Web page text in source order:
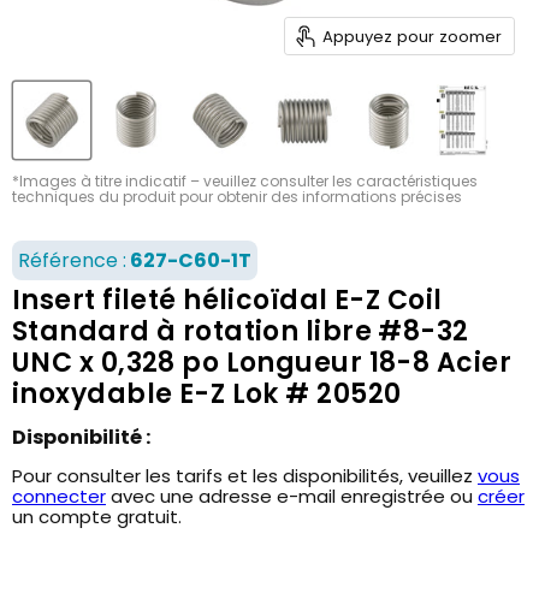
Appuyez pour zoomer
*Images à titre indicatif – veuillez consulter les caractéristiques
techniques du produit pour obtenir des informations précises
Référence : 627-C60-1T
Insert fileté hélicoïdal E-Z Coil
Standard à rotation libre #8-32
UNC x 0,328 po Longueur 18-8 Acier
inoxydable E-Z Lok # 20520
Disponibilité :
Pour consulter les tarifs et les disponibilités, veuillez vous
connecteravec une adresse e-mail enregistrée ou créer
un compte gratuit.